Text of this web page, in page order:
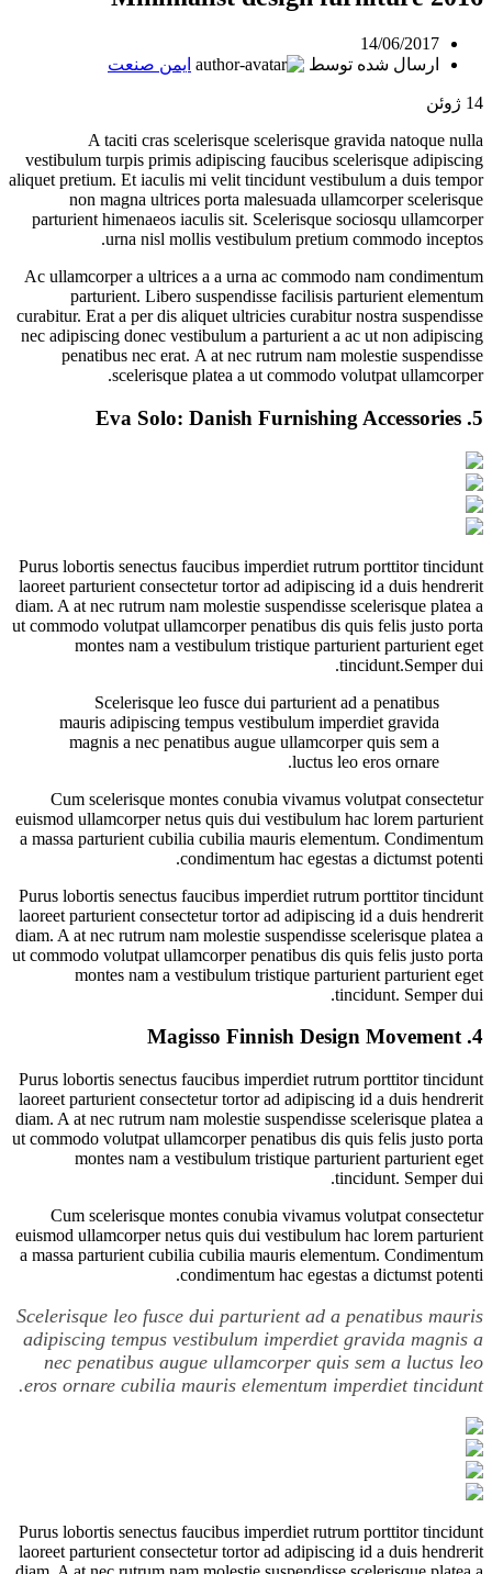
14/06/2017
ارسال شده توسط
ایمن صنعت
14 ژوئن
A taciti cras scelerisque scelerisque gravida natoque nulla
vestibulum turpis primis adipiscing faucibus scelerisque adipiscing
aliquet pretium. Et iaculis mi velit tincidunt vestibulum a duis tempor
non magna ultrices porta malesuada ullamcorper scelerisque
parturient himenaeos iaculis sit. Scelerisque sociosqu ullamcorper
urna nisl mollis vestibulum pretium commodo inceptos.
Ac ullamcorper a ultrices a a urna ac commodo nam condimentum
parturient. Libero suspendisse facilisis parturient elementum
curabitur. Erat a per dis aliquet ultricies curabitur nostra suspendisse
nec adipiscing donec vestibulum a parturient a ac ut non adipiscing
penatibus nec erat. A at nec rutrum nam molestie suspendisse
scelerisque platea a ut commodo volutpat ullamcorper.
5.
Purus lobortis senectus faucibus imperdiet rutrum porttitor tincidunt
laoreet parturient consectetur tortor ad adipiscing id a duis hendrerit
diam. A at nec rutrum nam molestie suspendisse scelerisque platea a
ut commodo volutpat ullamcorper penatibus dis quis felis justo porta
montes nam a vestibulum tristique parturient parturient eget
tincidunt.Semper dui.
Scelerisque leo fusce dui parturient ad a penatibus
mauris adipiscing tempus vestibulum imperdiet gravida
magnis a nec penatibus augue ullamcorper quis sem a
luctus leo eros ornare.
Cum scelerisque montes conubia vivamus volutpat consectetur
euismod ullamcorper netus quis dui vestibulum hac lorem parturient
a massa parturient cubilia cubilia mauris elementum. Condimentum
condimentum hac egestas a dictumst potenti.
Purus lobortis senectus faucibus imperdiet rutrum porttitor tincidunt
laoreet parturient consectetur tortor ad adipiscing id a duis hendrerit
diam. A at nec rutrum nam molestie suspendisse scelerisque platea a
ut commodo volutpat ullamcorper penatibus dis quis felis justo porta
montes nam a vestibulum tristique parturient parturient eget
tincidunt. Semper dui.
4.
Magisso Finnish Design Movement
Purus lobortis senectus faucibus imperdiet rutrum porttitor tincidunt
laoreet parturient consectetur tortor ad adipiscing id a duis hendrerit
diam. A at nec rutrum nam molestie suspendisse scelerisque platea a
ut commodo volutpat ullamcorper penatibus dis quis felis justo porta
montes nam a vestibulum tristique parturient parturient eget
tincidunt. Semper dui.
Cum scelerisque montes conubia vivamus volutpat consectetur
euismod ullamcorper netus quis dui vestibulum hac lorem parturient
a massa parturient cubilia cubilia mauris elementum. Condimentum
condimentum hac egestas a dictumst potenti.
Scelerisque leo fusce dui parturient ad a penatibus mauris
adipiscing tempus vestibulum imperdiet gravida magnis a
nec penatibus augue ullamcorper quis sem a luctus leo
eros ornare cubilia mauris elementum imperdiet tincidunt.
Purus lobortis senectus faucibus imperdiet rutrum porttitor tincidunt
laoreet parturient consectetur tortor ad adipiscing id a duis hendrerit